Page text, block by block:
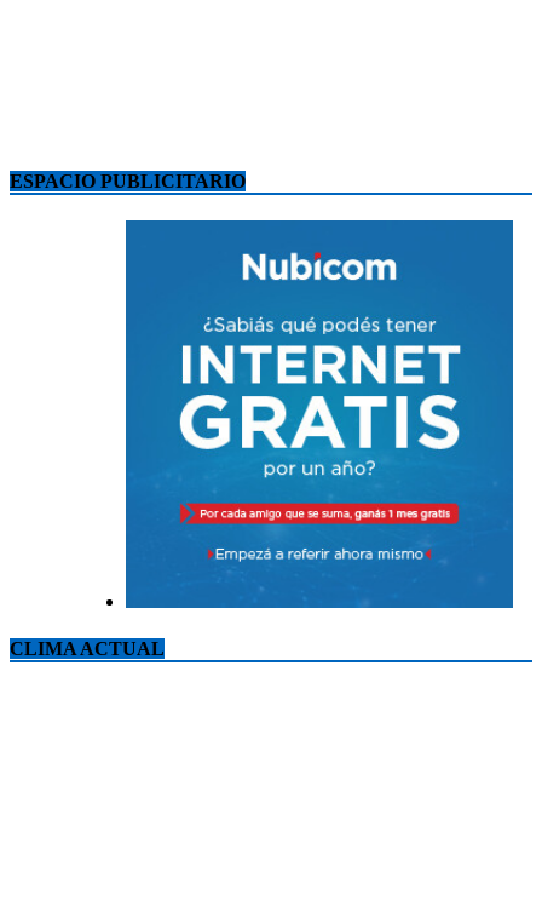
ESPACIO PUBLICITARIO
CLIMA ACTUAL